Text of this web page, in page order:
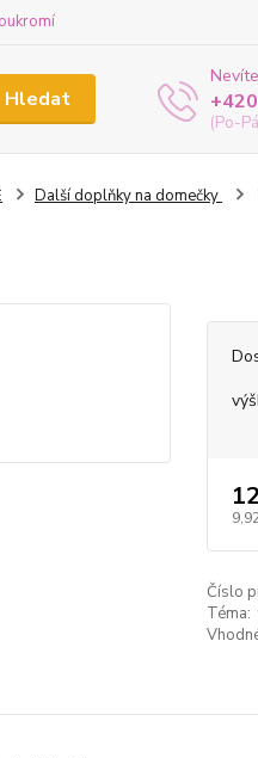
Hledat
(Po-
Další doplňky na domečky
Číslo
Téma: